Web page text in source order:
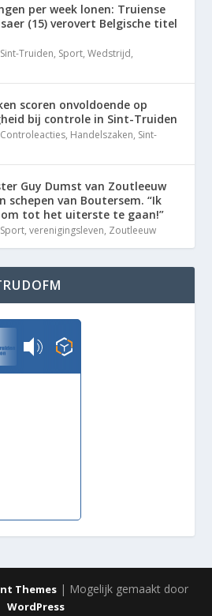
per week lonen: Truiense
(15) verovert Belgische titel
Sint-Truiden, Sport,Wedstrijd,
scoren onvoldoende op
bij controle in Sint-Truiden
Controleacties, Handelszaken, Sint-
Guy Dumst van Zoutleeuw
schepen van Boutersem. “Ik
om tot het uiterste te gaan!”
Sport,verenigingsleven, Zoutleeuw
TrudoFM
Themes| Mogelijk gemaakt door
WordPress